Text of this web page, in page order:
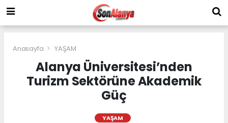
Anasayfa YAŞAM
Alanya Üniversitesi’nden
Turizm Sektörüne Akademik
Güç
YAŞAM